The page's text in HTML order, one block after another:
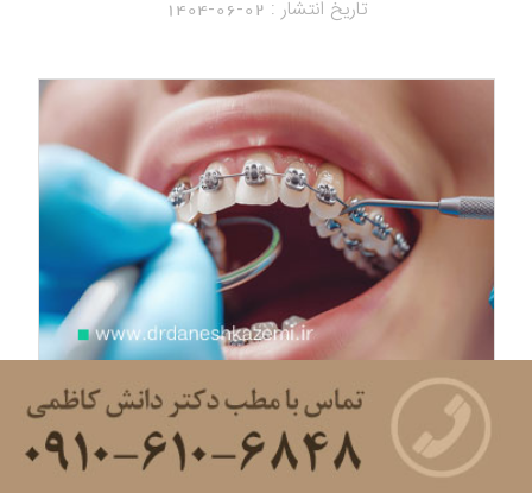
تاریخ انتشار : 1404-06-02
مراحل ارتودنسی ثابت از مشاوره تا پایان درمان
مراحل درمان ارتودنسی ثابت از مشاوره تا پایان درمان، مسیری